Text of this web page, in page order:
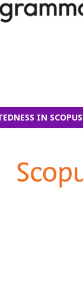
IN SCOPUS